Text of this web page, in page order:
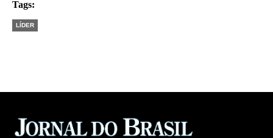
Tags:
LÍDER